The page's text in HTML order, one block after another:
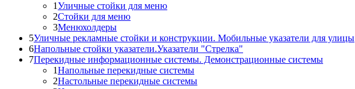
1Уличные стойки для меню
2Стойки для меню
3Менюхолдеры
5Уличные рекламные стойки и конструкции. Мобильные указатели для улицы
6Напольные стойки указатели.Указатели "Стрелка"
7Перекидные информационные системы. Демонстрационные системы
1Напольные перекидные системы
2Настольные перекидные системы